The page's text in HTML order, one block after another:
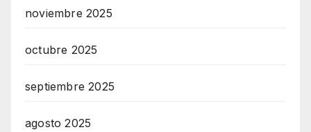
noviembre 2025
octubre 2025
septiembre 2025
agosto 2025